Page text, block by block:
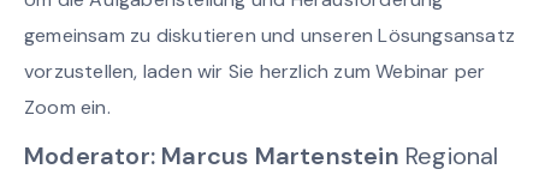
gemeinsam zu diskutieren und unseren Lösungsansatz
vorzustellen, laden wir Sie herzlich zum Webinar per
Zoom ein.
Moderator: Marcus Martenstein Regional